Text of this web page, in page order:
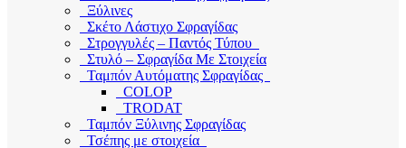
Ξύλινες
Σκέτο Λάστιχο Σφραγίδας
Στρογγυλές – Παντός Τύπου
Στυλό – Σφραγίδα Με Στοιχεία
Ταμπόν Αυτόματης Σφραγίδας
COLOP
TRODAT
Ταμπόν Ξύλινης Σφραγίδας
Τσέπης με στοιχεία